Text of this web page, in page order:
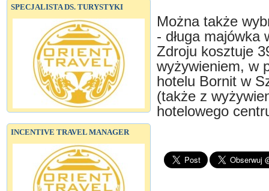
SPECJALISTA DS. TURYSTYKI
INCENTIVE TRAVEL MANAGER
Można także
- długa majówka
Zdroju kosztuje
wyżywieniem, w
hotelu Bornit w
(także z
hotelowego